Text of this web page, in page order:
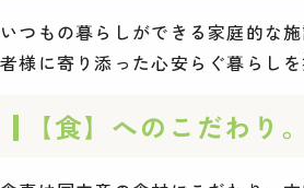
いつもの暮らしができる家庭的な
者様に寄り添った心安らぐ暮らしを
【食】へのこだわり。